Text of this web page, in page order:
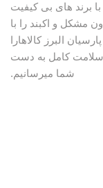
برند های بی کیفیت
مشکل و اکبند را با
البرز کالاهارا
سلامت کامل به دست
شما میرسانیم.